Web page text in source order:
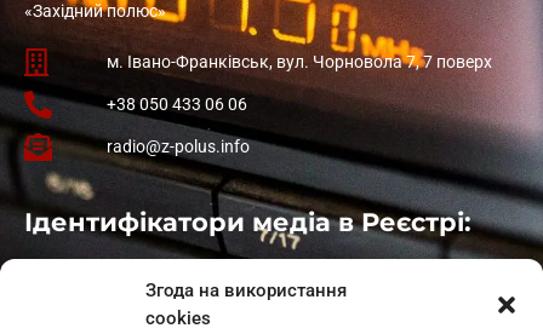
Згода на використання
cookies
«Західний полюс»
м. Івано-Франківськ, вул. Чорновола 7, 7 поверх
+38 050 433 06 06
radio@z-polus.info
Ідентифікатори медіа в Реєстрі:
: L11-01410
: L11-01801